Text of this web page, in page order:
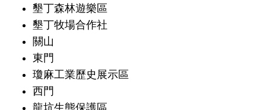
墾丁森林遊樂區
墾丁牧場合作社
關山
東門
瓊麻工業歷史展示區
西門
龍坑生態保護區